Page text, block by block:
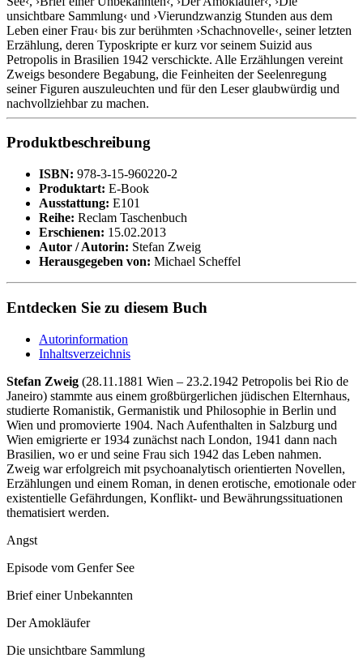
unsichtbare Sammlung‹ und ›Vierundzwanzig Stunden aus dem
Leben einer Frau‹ bis zur berühmten ›Schachnovelle‹, seiner letzten
Erzählung, deren Typoskripte er kurz vor seinem Suizid aus
Petropolis in Brasilien 1942 verschickte. Alle Erzählungen vereint
Zweigs besondere Begabung, die Feinheiten der Seelenregung
seiner Figuren auszuleuchten und für den Leser glaubwürdig und
nachvollziehbar zu machen.
Produktbeschreibung
ISBN: 978-3-15-960220-2
Produktart: E-Book
Ausstattung: E101
Reihe: Reclam Taschenbuch
Erschienen: 15.02.2013
Autor / Autorin: Stefan Zweig
Herausgegeben von: Michael Scheffel
Entdecken Sie zu diesem Buch
Autorinformation
Inhaltsverzeichnis
Stefan Zweig (28.11.1881 Wien – 23.2.1942 Petropolis bei Rio de
Janeiro) stammte aus einem großbürgerlichen jüdischen Elternhaus,
studierte Romanistik, Germanistik und Philosophie in Berlin und
Wien und promovierte 1904. Nach Aufenthalten in Salzburg und
Wien emigrierte er 1934 zunächst nach London, 1941 dann nach
Brasilien, wo er und seine Frau sich 1942 das Leben nahmen.
Zweig war erfolgreich mit psychoanalytisch orientierten Novellen,
Erzählungen und einem Roman, in denen erotische, emotionale oder
existentielle Gefährdungen, Konflikt- und Bewährungssituationen
thematisiert werden.
Angst
Episode vom Genfer See
Brief einer Unbekannten
Der Amokläufer
Die unsichtbare Sammlung